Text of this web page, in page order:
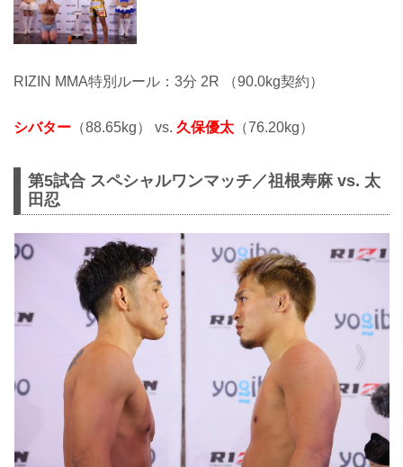
RIZIN MMA特別ルール：3分 2R （90.0kg契約）
シバター （88.65kg） vs. 久保優太 （76.20kg）
第5試合 スペシャルワンマッチ／祖根寿麻 vs. 太
田忍